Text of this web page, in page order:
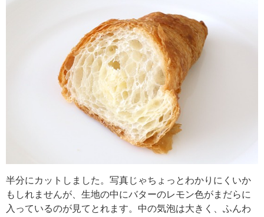
半分にカットしました。写真じゃちょっとわかりにくいか
もしれませんが、生地の中にバターのレモン色がまだらに
入っているのが見てとれます。中の気泡は大きく、ふんわ